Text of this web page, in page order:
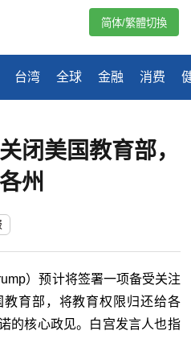
台湾 全球 金融 消费
简体/繁體切換
闭美国教育部，
州
）预计将签署一项备受关注
育部，将教育权限归还给各
的核心政见。白宫发言人也指